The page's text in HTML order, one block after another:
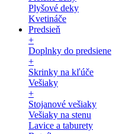
Plyšové deky
Kvetináče
Predsieň
+
Doplnky do predsiene
+
Skrinky na kľúče
Vešiaky
+
Stojanové vešiaky
Vešiaky na stenu
Lavice a taburety